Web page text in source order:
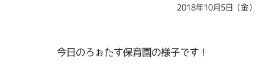
2018年10月5日（金）
今日のろぉたす保育園の様子です！